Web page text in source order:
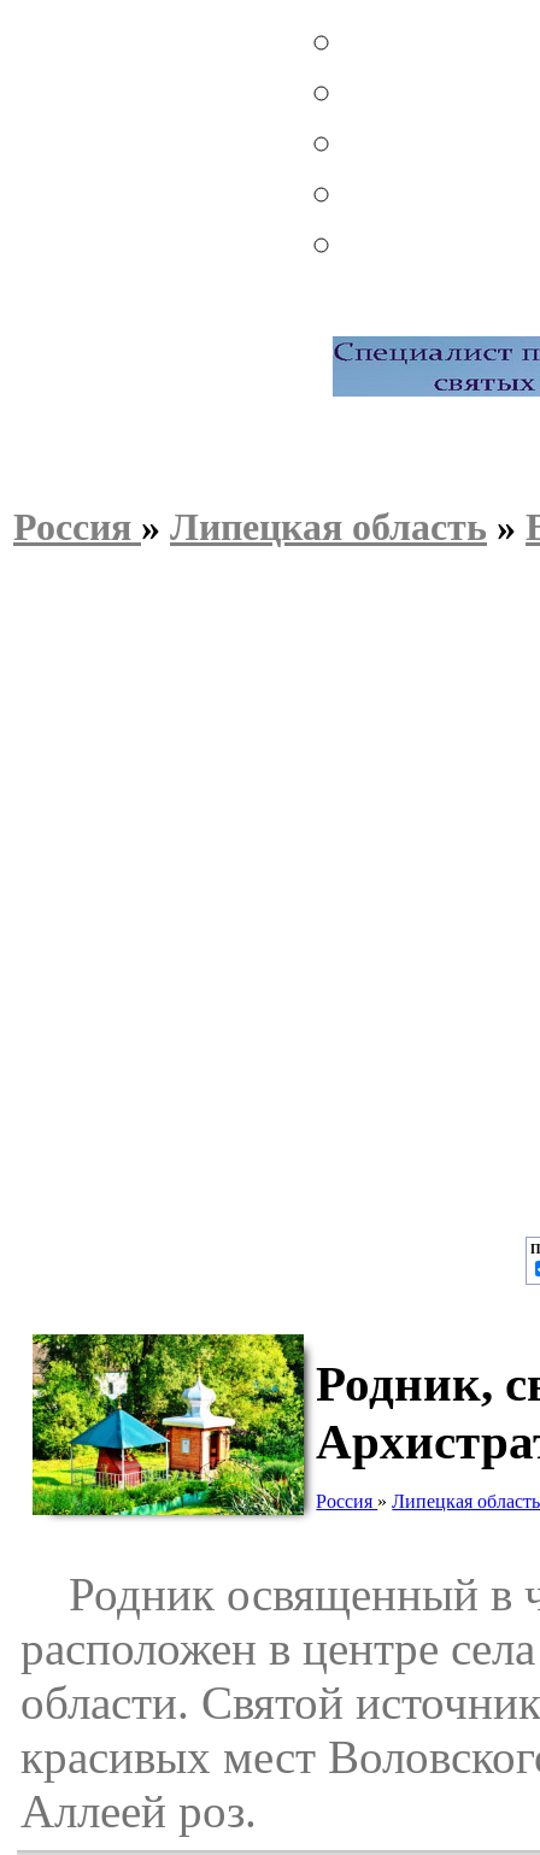
Россия » Липецкая область »
Родник,
Россия »Липецкая область
Родник освященный в
расположен в центре
области. Святой
красивых мест
Аллеей роз.